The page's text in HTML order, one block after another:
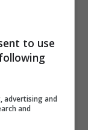
e della
non
del nostro
valori
to use
advertising and
and